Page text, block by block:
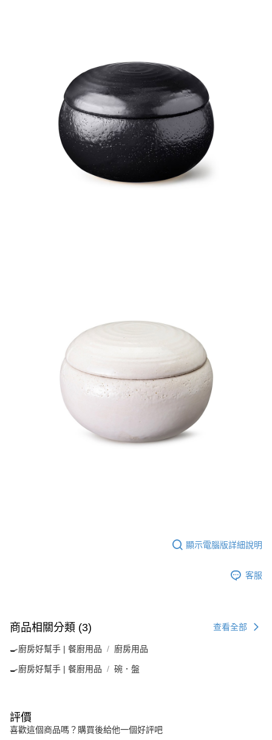
顯示電腦版詳細說明
客服
商品相關分類 (3) 查看全部
🍳廚房好幫手 | 餐廚用品 廚房用品
🍳廚房好幫手 | 餐廚用品 碗．盤
評價
喜歡這個商品嗎？購買後給他一個好評吧